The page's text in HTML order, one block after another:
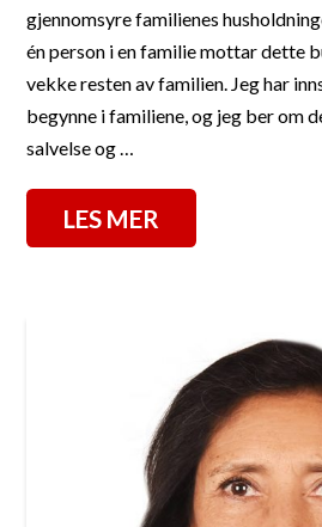
gjennomsyre familienes
én person i en familie mottar dette
vekke resten av familien. Jeg har
begynne i familiene, og jeg ber om
salvelse og …
LES MER